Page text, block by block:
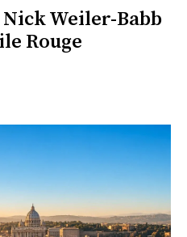
Nick Weiler-Babb
Rouge